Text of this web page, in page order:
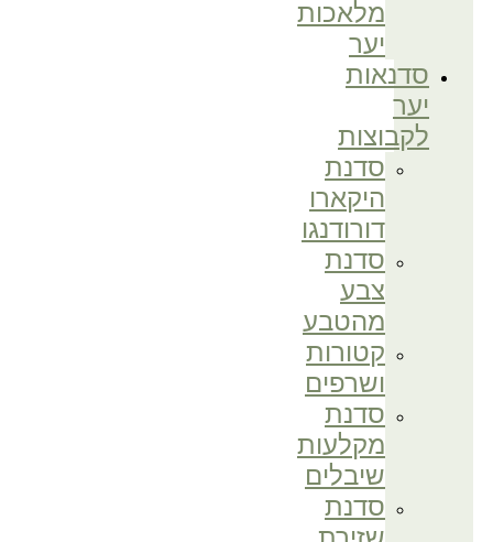
מלאכות
יער
סדנאות
יער
לקבוצות
סדנת
היקארו
דורודנגו
סדנת
צבע
מהטבע
קטורות
ושרפים
סדנת
מקלעות
שיבלים
סדנת